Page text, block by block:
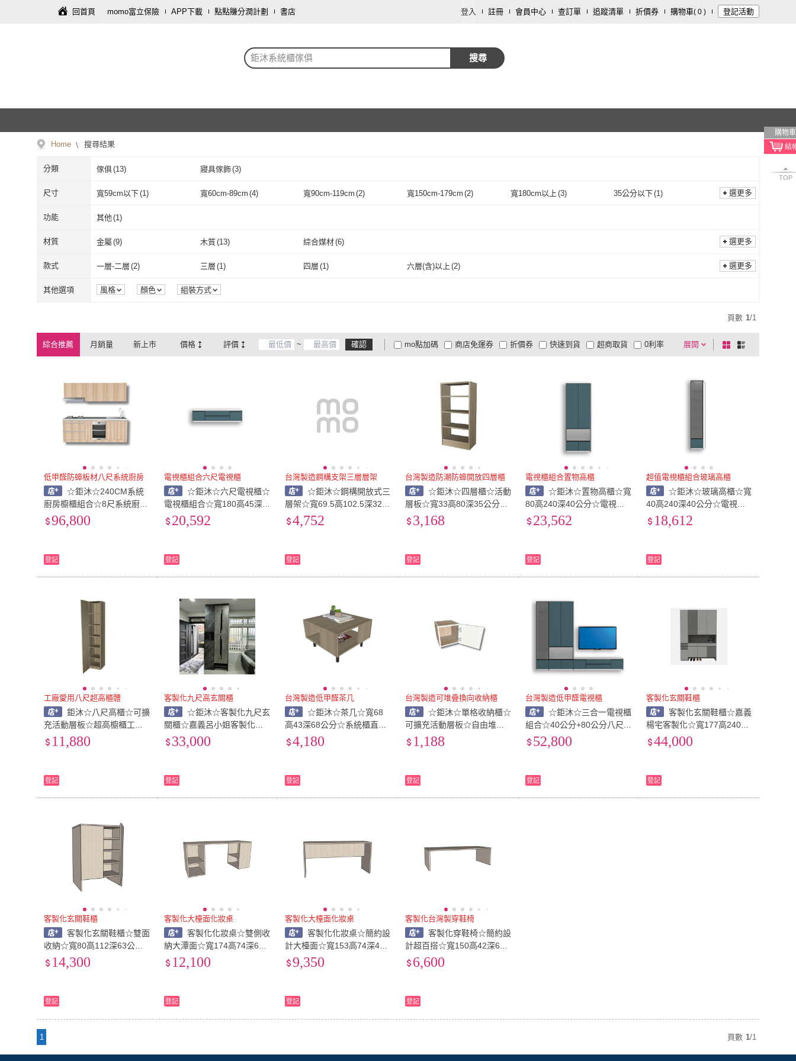
回首頁 momo富立保險 APP下載 點點賺分潤計劃 書店 登入 註冊 會員中心 查訂單 追蹤清單 折價券 購物車( 0 ) 登記活動
鉅沐系統櫃傢俱 搜尋
購物車
TOP
Home 搜尋結果
分類 傢俱(13) 寢具傢飾(3)
尺寸 寬59cm以下(1) 寬60cm-89cm (4) 寬90cm-119cm (2) 寬150cm-179cm (2) 寬180cm以上 (3) 35公分以下(1)
42-49公分
寬59cm以下
42-49公分
取消 選更多
功能 其他 (1)
其他
材質 金屬 (9) 木質(13) 綜合媒材(6)
金屬 (9 ) 木質 綜合媒材
選更多
款式 一層-二層 (2) 三層 (1) 四層 (1) 六層(含)以上 (2)
一層-二層 (2) 三層
取消 選更多
其他選項 風格 顏色 組裝方式
頁數 1/1
綜合推薦 月銷量 新上市 價格 評價 ~ 確認 展開
折價券
有影片
商品有量 電視購物
mo點加碼 快速到貨 超商取貨
大家電安心配
大家電快配
商店免運券 0利率
3 及以上
棋
盤
列
低甲醛防蟑板材八尺系統廚房
☆鉅沐☆240CM系統
廚房櫥櫃組合☆8尺系統廚房
櫥櫃☆系統櫃直營源頭工廠
☆台灣製造☆防潮防蟑板材
96,800
登記
電視櫃組合六尺電視櫃
☆鉅沐☆六尺電視櫃☆
電視櫃組合☆寬180高45深4
0公分☆系統櫃直營源頭工廠
☆台灣製造☆防潮防蟑板材
20,592
登記
台灣製造鋼構支架三層層架
☆鉅沐☆鋼構開放式三
層架☆寬69.5高102.5深32.5
公分☆系統櫃直營源頭工廠
☆台灣製造☆防潮防蟑板材
4,752
登記
台灣製造防潮防蟑開放四層櫃
☆鉅沐☆四層櫃☆活動
層板☆寬33高80深35公分☆
系統櫃直營源頭工廠☆台灣
製造☆防潮防蟑板材
3,168
登記
電視櫃組合置物高櫃
☆鉅沐☆置物高櫃☆寬
80高240深40公分☆電視櫃
組合☆系統櫃直營源頭工廠
☆台灣製造☆防潮防蟑板材
23,562
登記
超值電視櫃組合玻璃高櫃
☆鉅沐☆玻璃高櫃☆寬
40高240深40公分☆電視櫃
組合☆系統櫃直營源頭工廠
☆台灣製造☆防潮防蟑板材
18,612
登記
工廠愛用八尺超高櫃體
鉅沐☆八尺高櫃☆可擴
充活動層板☆超高櫥櫃工廠
公司行號愛用☆寬45高235
深45公分☆系統櫃直營源頭
板材
11,880
登記
客製化九尺高玄關櫃
☆鉅沐☆客製化九尺玄
關櫃☆嘉義呂小姐客製化☆
寬100高270深60公分☆系統
櫃直營源頭工廠☆台灣製造
33,000
登記
台灣製造低甲醛茶几
☆鉅沐☆茶几☆寬68
高43深68公分☆系統櫃直營
源頭工廠☆台灣製造☆防潮
防蟑板材
4,180
登記
台灣製造可堆疊換向收納櫃
☆鉅沐☆單格收納櫃☆
可擴充活動層板☆自由堆疊
換方向☆寬33高80深35公分
☆系統櫃直營源頭工廠☆台
1,188
登記
台灣製造低甲醛電視櫃
☆鉅沐☆三合一電視櫃
組合☆40公分+80公分八尺
高櫃合☆6尺電視櫃☆系統櫃
直營源頭工廠☆台灣製造☆
52,800
登記
客製化玄關鞋櫃
客製化玄關鞋櫃☆嘉義
楊宅客製化☆寬177高240深
37公分☆系統櫃直營源頭工
廠☆台灣製造☆低甲醛防焰
44,000
登記
客製化玄關鞋櫃
客製化玄關鞋櫃☆雙面
收納☆寬80高112深63公分
☆系統櫃直營源頭工廠☆台
灣製造☆低甲醛防焰防潮塑
14,300
登記
客製化大檯面化妝桌
客製化化妝桌☆雙側收
納大潭面☆寬174高74深60
公分☆系統櫃直營源頭工廠
☆台灣製造☆低甲醛防焰防
12,100
登記
客製化大檯面化妝桌
客製化化妝桌☆簡約設
計大檯面☆寬153高74深48
公分☆系統櫃直營源頭工廠
☆台灣製造☆低甲醛防焰防
9,350
登記
客製化台灣製穿鞋椅
客製化穿鞋椅☆簡約設
計超百搭☆寬150高42深63
公分☆系統櫃直營源頭工廠
☆台灣製造☆低甲醛防焰防
6,600
登記
1 頁數 1/1